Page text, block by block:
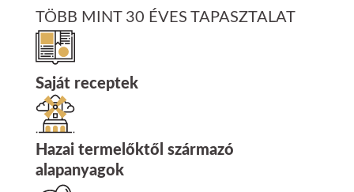
TÖBB MINT 30 ÉVES TAPASZTALAT
Saját receptek
Hazai termelőktől származó
alapanyagok